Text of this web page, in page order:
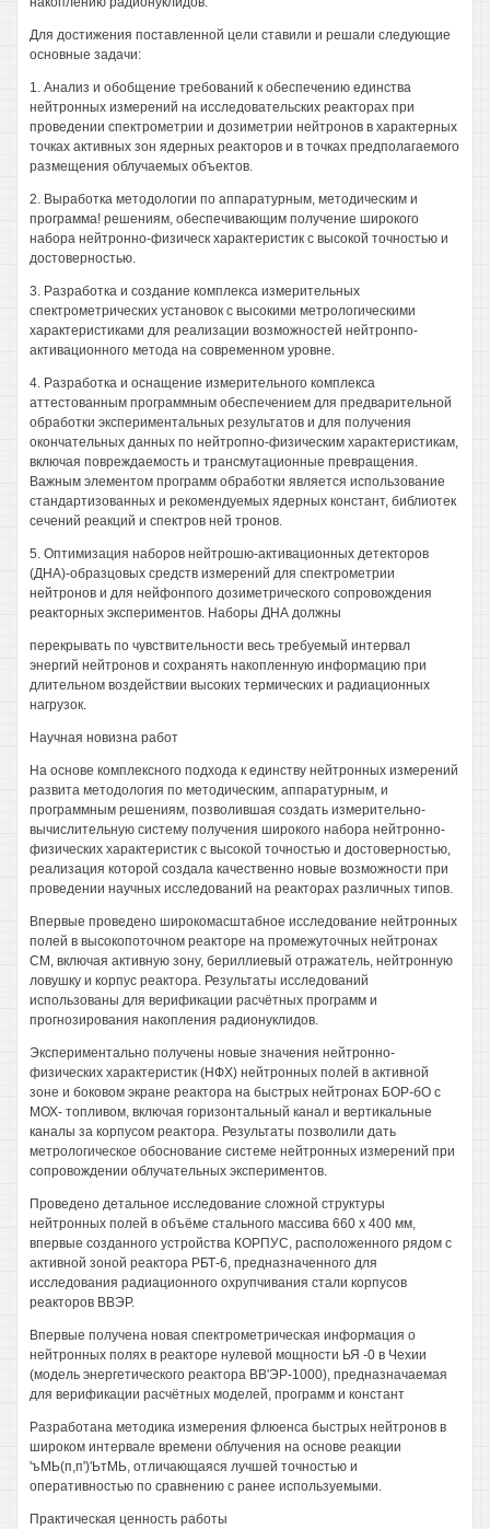
Для достижения поставленной цели ставили и решали следующие
основные задачи:
1. Анализ и обобщение требований к обеспечению единства
нейтронных измерений на исследовательских реакторах при
проведении спектрометрии и дозиметрии нейтронов в характерных
точках активных зон ядерных реакторов и в точках предполагаемого
размещения облучаемых объектов.
2. Выработка методологии по аппаратурным, методическим и
программа! решениям, обеспечивающим получение широкого
набора нейтронно-физическ характеристик с высокой точностью и
достоверностью.
3. Разработка и создание комплекса измерительных
спектрометрических установок с высокими метрологическими
характеристиками для реализации возможностей нейтронпо-
активационного метода на современном уровне.
4. Разработка и оснащение измерительного комплекса
аттестованным программным обеспечением для предварительной
обработки экспериментальных результатов и для получения
окончательных данных по нейтропно-физическим характеристикам,
включая повреждаемость и трансмутационные превращения.
Важным элементом программ обработки является использование
стандартизованных и рекомендуемых ядерных констант, библиотек
сечений реакций и спектров ней тронов.
5. Оптимизация наборов нейтрошю-активационных детекторов
(ДНА)-образцовых средств измерений для спектрометрии
нейтронов и для нейфонпого дозиметрического сопровождения
реакторных экспериментов. Наборы ДНА должны
перекрывать по чувствительности весь требуемый интервал
энергий нейтронов и сохранять накопленную информацию при
длительном воздействии высоких термических и радиационных
нагрузок.
Научная новизна работ
На основе комплексного подхода к единству нейтронных измерений
развита методология по методическим, аппаратурным, и
программным решениям, позволившая создать измерительно-
вычислительную систему получения широкого набора нейтронно-
физических характеристик с высокой точностью и достоверностью,
реализация которой создала качественно новые возможности при
проведении научных исследований на реакторах различных типов.
Впервые проведено широкомасштабное исследование нейтронных
полей в высокопоточном реакторе на промежуточных нейтронах
СМ, включая активную зону, бериллиевый отражатель, нейтронную
ловушку и корпус реактора. Результаты исследований
использованы для верификации расчётных программ и
прогнозирования накопления радионуклидов.
Экспериментально получены новые значения нейтронно-
физических характеристик (НФХ) нейтронных полей в активной
зоне и боковом экране реактора на быстрых нейтронах БОР-бО с
МОХ- топливом, включая горизонтальный канал и вертикальные
каналы за корпусом реактора. Результаты позволили дать
метрологическое обоснование системе нейтронных измерений при
сопровождении облучательных экспериментов.
Проведено детальное исследование сложной структуры
нейтронных полей в объёме стального массива 660 х 400 мм,
впервые созданного устройства КОРПУС, расположенного рядом с
активной зоной реактора РБТ-6, предназначенного для
исследования радиационного охрупчивания стали корпусов
реакторов ВВЭР.
Впервые получена новая спектрометрическая информация о
нейтронных полях в реакторе нулевой мощности ЬЯ -0 в Чехии
(модель энергетического реактора ВВ'ЭР-1000), предназначаемая
для верификации расчётных моделей, программ и констант
Разработана методика измерения флюенса быстрых нейтронов в
широком интервале времени облучения на основе реакции
'ъМЬ(п,п')'ЬтМЬ, отличающаяся лучшей точностью и
оперативностью по сравнению с ранее используемыми.
Практическая ценность работы